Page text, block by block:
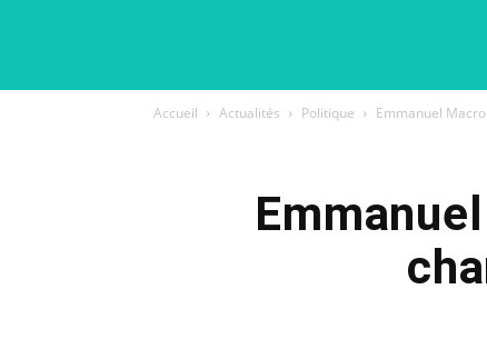
Accueil Actualités Politique Emmanuel